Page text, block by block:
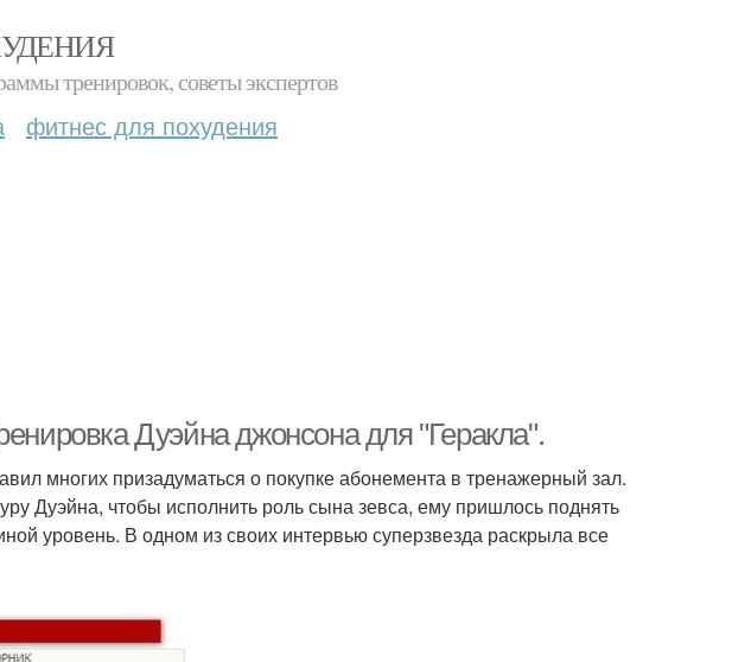
тренировок, советы экспертов
фитнес для похудения
Дуэйна джонсона для "Геракла".
многих призадуматься о покупке абонемента в тренажерный зал.
Дуэйна, чтобы исполнить роль сына зевса, ему пришлось поднять
уровень. В одном из своих интервью суперзвезда раскрыла все